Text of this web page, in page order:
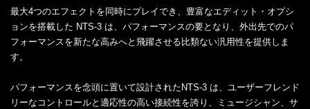
最大4つのエフェクトを同時にプレイでき、豊富なエディット・オプシ
ョンを搭載した NTS-3 は、パフォーマンスの要となり、外出先でのパ
フォーマンスを新たな高みへと飛躍させる比類ない汎用性を提供しま
す。
パフォーマンスを念頭に置いて設計されたNTS-3 は、ユーザーフレンド
リーなコントロールと適応性の高い接続性を誇り、ミュージシャン、サ